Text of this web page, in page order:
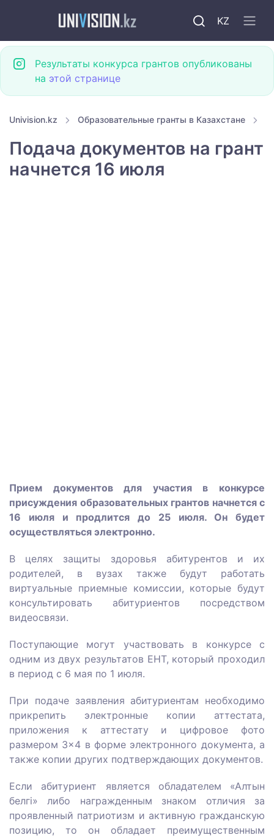
KZ
Результаты конкурса грантов опубликованы
на этой странице
Univision.kz Образовательные гранты в Казахстане
Подача документов на грант
начнется 16 июля
Прием документов для участия в конкурсе
присуждения образовательных грантов начнется с
16 июля и продлится до 25 июля. Он будет
осуществляться электронно.
В целях защиты здоровья абитурентов и их
родителей, в вузах также будут работать
виртуальные приемные комиссии, которые будут
консультировать абитуриентов посредством
видеосвязи.
Поступающие могут участвовать в конкурсе с
одним из двух результатов ЕНТ, который проходил
в период с 6 мая по 1 июля.
При подаче заявления абитуриентам необходимо
прикрепить электронные копии аттестата,
приложения к аттестату и цифровое фото
размером 3×4 в форме электронного документа, а
также копии других подтверждающих документов.
Если абитуриент является обладателем «Алтын
белгі» либо награжденным знаком отличия за
проявленный патриотизм и активную гражданскую
позицию, то он обладает преимущественным